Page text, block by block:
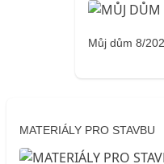
Můj dům 8/
MATERIÁLY PRO STAVBU